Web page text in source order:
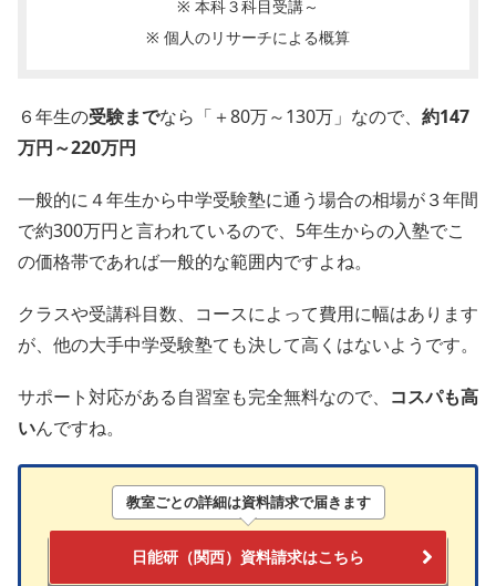
※ 本科３科目受講～
※ 個人のリサーチによる概算
６年生の受験までなら「＋80万～130万」なので、 約147
万円～220万円
一般的に４年生から中学受験塾に通う場合の相場が３年間
で約300万円と言われているので、5年生からの入塾でこ
の価格帯であれば一般的な範囲内ですよね。
クラスや受講科目数、コースによって費用に幅はあります
が、他の大手中学受験塾ても決して高くはないようです。
サポート対応がある自習室も完全無料なので、 コスパも高
いんですね。
教室ごとの詳細は資料請求で届きます
日能研（関西）資料請求はこちら